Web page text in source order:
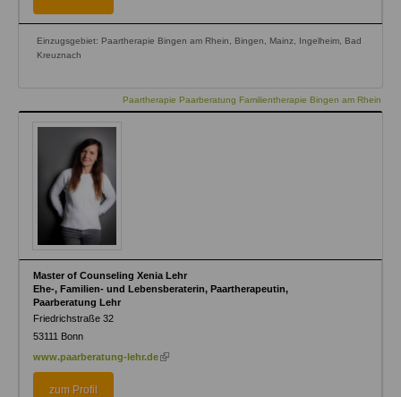
Einzugsgebiet: Paartherapie Bingen am Rhein, Bingen, Mainz, Ingelheim, Bad
Kreuznach
Paartherapie Paarberatung Familientherapie Bingen am Rhein
Master of Counseling Xenia Lehr
Ehe-, Familien- und Lebensberaterin, Paartherapeutin,
Paarberatung Lehr
Friedrichstraße 32
53111 Bonn
www.paarberatung-lehr.de (link
zum Profil